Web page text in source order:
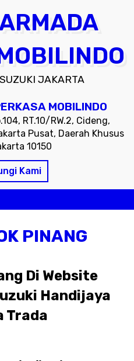
JAKARTA
MOBILINDO
RT.10/RW.2, Cideng,
Pusat, Daerah Khusus
10150
Kami
PINANG
Di Website
Handijaya
Trada